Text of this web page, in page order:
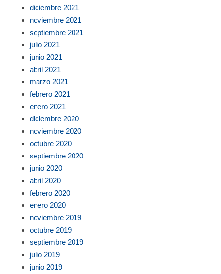
diciembre 2021
noviembre 2021
septiembre 2021
julio 2021
junio 2021
abril 2021
marzo 2021
febrero 2021
enero 2021
diciembre 2020
noviembre 2020
octubre 2020
septiembre 2020
junio 2020
abril 2020
febrero 2020
enero 2020
noviembre 2019
octubre 2019
septiembre 2019
julio 2019
junio 2019